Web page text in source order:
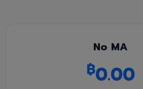
No MA
฿0.00